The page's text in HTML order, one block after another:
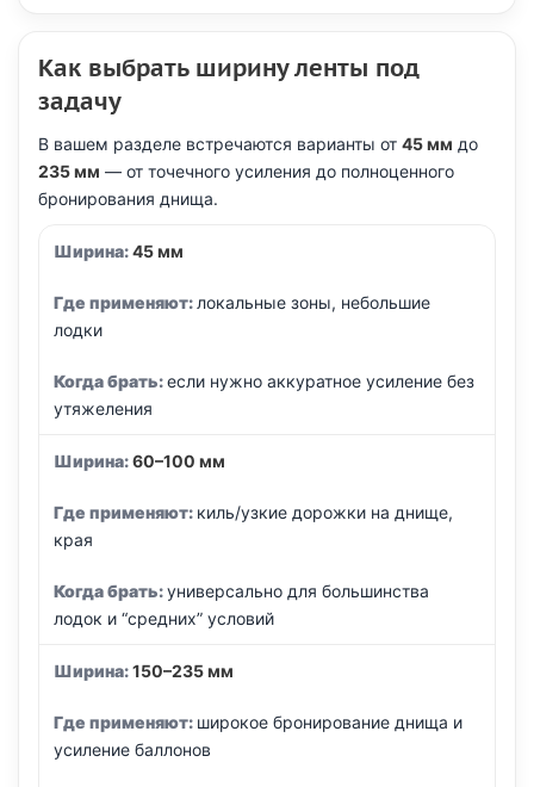
Как выбрать ширину ленты под
задачу
В вашем разделе встречаются варианты от 45 мм до
235 мм — от точечного усиления до полноценного
бронирования днища.
45 мм
локальные зоны, небольшие
лодки
если нужно аккуратное усиление без
утяжеления
60–100 мм
киль/узкие дорожки на днище,
края
универсально для большинства
лодок и “средних” условий
150–235 мм
широкое бронирование днища и
усиление баллонов